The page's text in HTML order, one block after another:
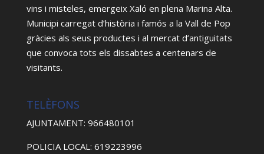
vins i misteles, emergeix Xaló en plena Marina Alta.
Municipi carregat d’història i famós a la Vall de Pop
gràcies als seus productes i al mercat d’antiguitats
que convoca tots els dissabtes a centenars de
visitants.
TELÈFONS
AJUNTAMENT: 966480101
POLICIA LOCAL: 619223996